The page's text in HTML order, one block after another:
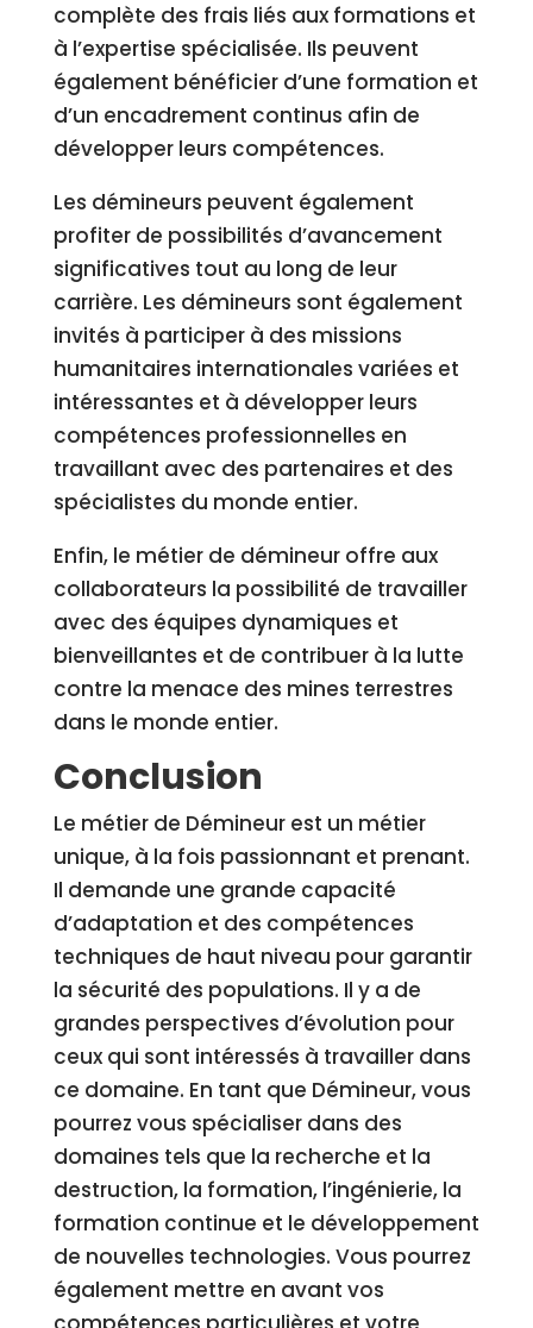
complète des frais liés aux formations et
à l’expertise spécialisée. Ils peuvent
également bénéficier d’une formation et
d’un encadrement continus afin de
développer leurs compétences.
Les démineurs peuvent également
profiter de possibilités d’avancement
significatives tout au long de leur
carrière. Les démineurs sont également
invités à participer à des missions
humanitaires internationales variées et
intéressantes et à développer leurs
compétences professionnelles en
travaillant avec des partenaires et des
spécialistes du monde entier.
Enfin, le métier de démineur offre aux
collaborateurs la possibilité de travailler
avec des équipes dynamiques et
bienveillantes et de contribuer à la lutte
contre la menace des mines terrestres
dans le monde entier.
Conclusion
Le métier de Démineur est un métier
unique, à la fois passionnant et prenant.
Il demande une grande capacité
d’adaptation et des compétences
techniques de haut niveau pour garantir
la sécurité des populations. Il y a de
grandes perspectives d’évolution pour
ceux qui sont intéressés à travailler dans
ce domaine. En tant que Démineur, vous
pourrez vous spécialiser dans des
domaines tels que la recherche et la
destruction, la formation, l’ingénierie, la
formation continue et le développement
de nouvelles technologies. Vous pourrez
également mettre en avant vos